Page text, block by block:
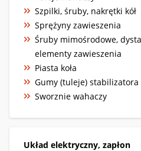
Szpilki, śruby, nakrętki kół
Sprężyny zawieszenia
Śruby mimośrodowe,
elementy zawieszenia
Piasta koła
Gumy (tuleje) stabilizatora
Sworznie wahaczy
Układ elektryczny, zapłon